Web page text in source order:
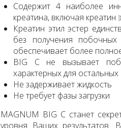
Содержит 4 наиболее
креатина, включая креатин
Креатин этил эстер
без получения
обеспечивает более
BIG С не вызывает
характерных для
Не задерживает жидкость
Не требует фазы загрузки
MAGNUM BIG C станет
уровня Ваших результатов.